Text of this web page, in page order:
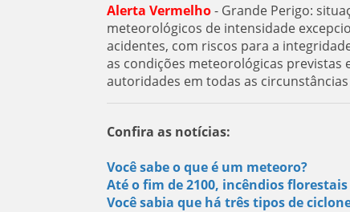
Alerta Vermelho- Grande Perigo:
meteorológicos de intensidade
acidentes, com riscos para a
as condições meteorológicas previstas
autoridades em todas as
Confira as notícias:
Você sabe o que é um meteoro?
Até o fim de 2100, incêndios
Você sabia que há três tipos de